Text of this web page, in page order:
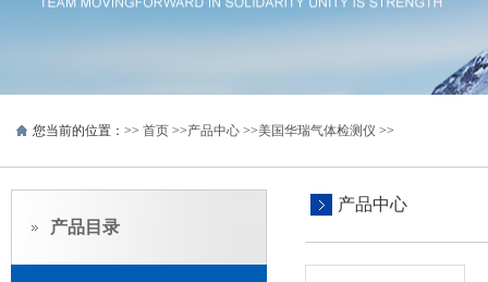
您当前的位置：>> 首页 >>产品中心 >>美国华瑞气体检测仪 >>
产品目录
产品中心